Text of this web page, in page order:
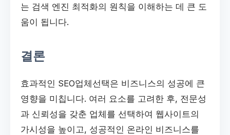
는 검색 엔진 최적화의 원칙을 이해하는 데 큰 도
움이 됩니다.
결론
효과적인 SEO업체선택은 비즈니스의 성공에 큰
영향을 미칩니다. 여러 요소를 고려한 후, 전문성
과 신뢰성을 갖춘 업체를 선택하여 웹사이트의
가시성을 높이고, 성공적인 온라인 비즈니스를